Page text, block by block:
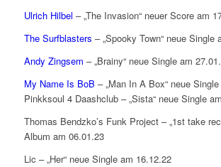
Ulrich Hilbel – „The Invasion“ neuer Score am
The Surfblasters – „Spooky Town“ neue Single
Andy Zingsem – „Brainy“ neue Single am
My Name Is BoB – „Man In A Box“ neue
Pinkksoul 4 Daashclub – „Sista“ neue Single
Thomas Bendzko’s Funk Project – „1st take
Album am 06.01.23
Lic – „Her“ neue Single am 16.12.22